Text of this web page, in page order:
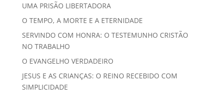
UMA PRISÃO LIBERTADORA
O TEMPO, A MORTE E A ETERNIDADE
SERVINDO COM HONRA: O TESTEMUNHO CRISTÃO
NO TRABALHO
O EVANGELHO VERDADEIRO
JESUS E AS CRIANÇAS: O REINO RECEBIDO COM
SIMPLICIDADE